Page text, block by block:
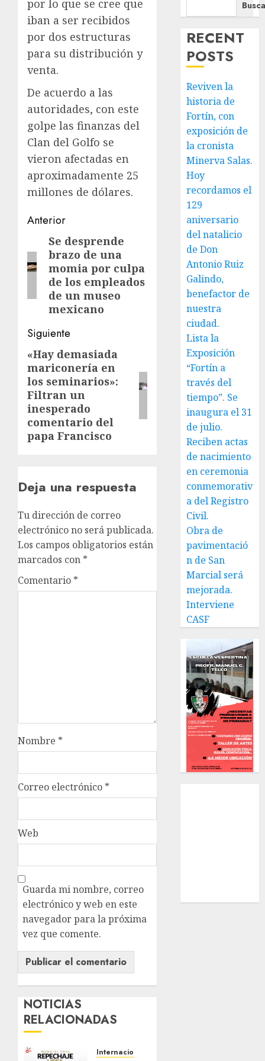
por lo que se cree que
iban a ser recibidos
por dos estructuras
para su distribución y
venta.
De acuerdo a las
autoridades, con este
golpe las finanzas del
Clan del Golfo se
vieron afectadas en
aproximadamente 25
millones de dólares.
Navegación
entradas
Anterior
Entrada
anterior:
Se desprende
brazo de una
momia por culpa
de los empleados
de un museo
mexicano
Siguiente
Siguiente
entrada:
«Hay demasiada
mariconería en
los seminarios»:
Filtran un
inesperado
comentario del
papa Francisco
Deja una respuesta
Tu dirección de correo
electrónico no será publicada.
Los campos obligatorios están
marcados con *
Comentario *
Nombre *
Correo electrónico *
Web
Guarda mi nombre, correo
electrónico y web en este
navegador para la próxima
vez que comente.
NOTICIAS
RELACIONADAS
Internacional
RECENT
POSTS
Reviven la
historia de
Fortín, con
exposición de
la cronista
Minerva Salas.
Hoy
recordamos el
129
aniversario
del natalicio
de Don
Antonio Ruiz
Galindo,
benefactor de
nuestra
ciudad.
Lista la
Exposición
“Fortín a
través del
tiempo”. Se
inaugura el 31
de julio.
Reciben actas
de nacimiento
en ceremonia
conmemorativ
a del Registro
Civil.
Obra de
pavimentació
n de San
Marcial será
mejorada.
Interviene
CASF